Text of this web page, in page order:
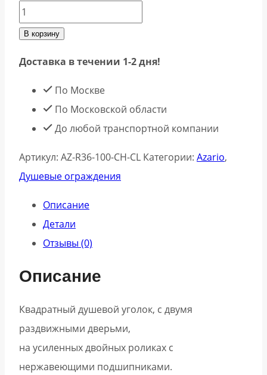
В корзину
Доставка в течении 1-2 дня!
По Москве
По Московской области
До любой транспортной компании
Артикул: AZ-R36-100-CH-CL Категории: Azario,
Душевые ограждения
Описание
Детали
Отзывы (0)
Описание
Квадратный душевой уголок, с двумя
раздвижными дверьми,
на усиленных двойных роликах с
нержавеющими подшипниками.